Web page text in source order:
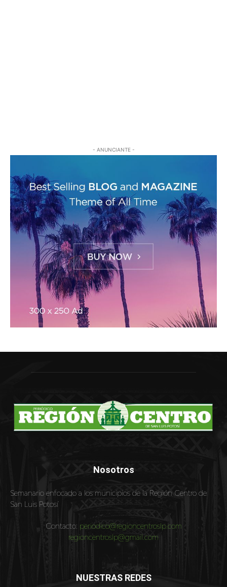
- ANUNCIANTE -
Nosotros
Semanario enfocado a los municipios de la Región Centro de
San Luis Potosí
Contacto: periodico@regioncentroslp.com
regioncentroslp@gmail.com
NUESTRAS REDES